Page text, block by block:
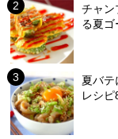
チャン
る夏ゴ
夏バテ
レシピ